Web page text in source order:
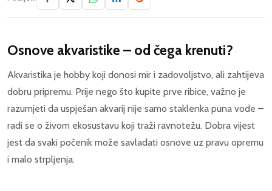
Osnove akvaristike – od čega krenuti?
Akvaristika je hobby koji donosi mir i zadovoljstvo, ali zahtijeva
dobru pripremu. Prije nego što kupite prve ribice, važno je
razumjeti da uspješan akvarij nije samo staklenka puna vode –
radi se o živom ekosustavu koji traži ravnotežu. Dobra vijest
jest da svaki počenik može savladati osnove uz pravu opremu
i malo strpljenja.